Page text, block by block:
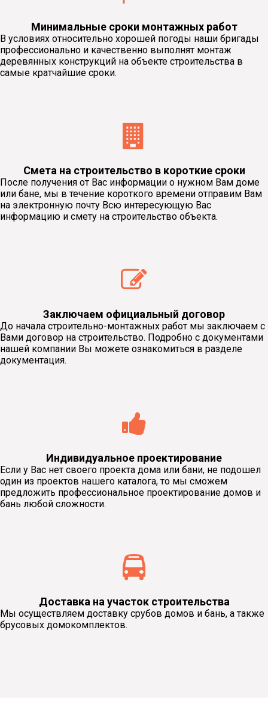
Минимальные сроки монтажных работ
В условиях относительно хорошей погоды наши бригады
профессионально и качественно выполнят монтаж
деревянных конструкций на объекте строительства в
самые кратчайшие сроки.
Смета на строительство в короткие сроки
После получения от Вас информации о нужном Вам доме
или бане, мы в течение короткого времени отправим Вам
на электронную почту Всю интересующую Вас
информацию и смету на строительство объекта.
Заключаем официальный договор
До начала строительно-монтажных работ мы заключаем с
Вами договор на строительство. Подробно с документами
нашей компании Вы можете ознакомиться в разделе
документация.
Индивидуальное проектирование
Если у Вас нет своего проекта дома или бани, не подошел
один из проектов нашего каталога, то мы сможем
предложить профессиональное проектирование домов и
бань любой сложности.
Доставка на участок строительства
Мы осуществляем доставку срубов домов и бань, а также
брусовых домокомплектов.